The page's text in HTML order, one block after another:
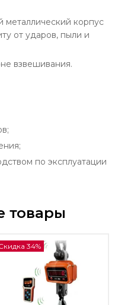
металлический корпус
от ударов, пыли и
взвешивания.
по эксплуатации
товары
34%